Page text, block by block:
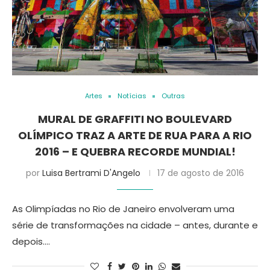
Artes Notícias Outras
MURAL DE GRAFFITI NO BOULEVARD
OLÍMPICO TRAZ A ARTE DE RUA PARA A RIO
2016 – E QUEBRA RECORDE MUNDIAL!
por Luisa Bertrami D'Angelo 17 de agosto de 2016
As Olimpíadas no Rio de Janeiro envolveram uma
série de transformações na cidade – antes, durante e
depois.…